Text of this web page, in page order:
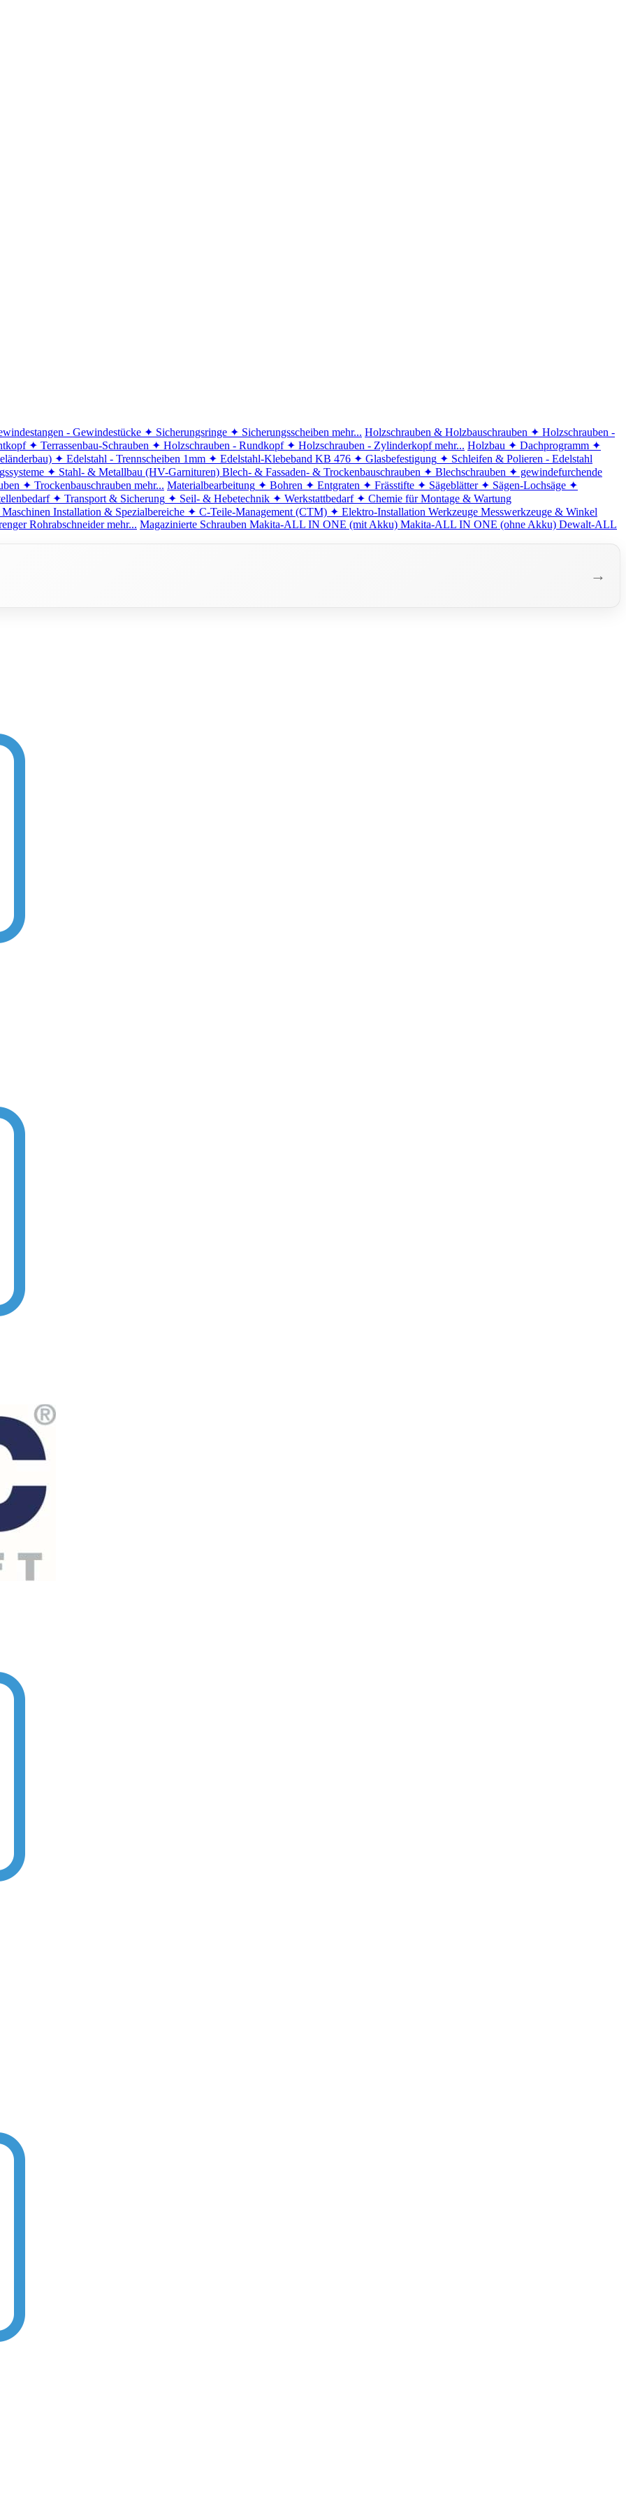
- Gewindestücke ✦ Sicherungsringe ✦ Sicherungsscheiben mehr... Holzschrauben & Holzbauschrauben ✦ Holzschrauben -
✦ Terrassenbau-Schrauben ✦ Holzschrauben - Rundkopf ✦ Holzschrauben - Zylinderkopf mehr... Holzbau ✦ Dachprogramm ✦
✦ Edelstahl - Trennscheiben 1mm ✦ Edelstahl-Klebeband KB 476 ✦ Glasbefestigung ✦ Schleifen & Polieren - Edelstahl
✦ Stahl- & Metallbau (HV-Garnituren) Blech- & Fassaden- & Trockenbauschrauben ✦ Blechschrauben ✦ gewindefurchende
✦ Trockenbauschrauben mehr... Materialbearbeitung ✦ Bohren ✦ Entgraten ✦ Frässtifte ✦ Sägeblätter ✦ Sägen-Lochsäge ✦
✦ Transport & Sicherung ✦ Seil- & Hebetechnik ✦ Werkstattbedarf ✦ Chemie für Montage & Wartung
Installation & Spezialbereiche ✦ C-Teile-Management (CTM) ✦ Elektro-Installation Werkzeuge Messwerkzeuge & Winkel
Rohrabschneider mehr... Magazinierte Schrauben Makita-ALL IN ONE (mit Akku) Makita-ALL IN ONE (ohne Akku) Dewalt-ALL
→